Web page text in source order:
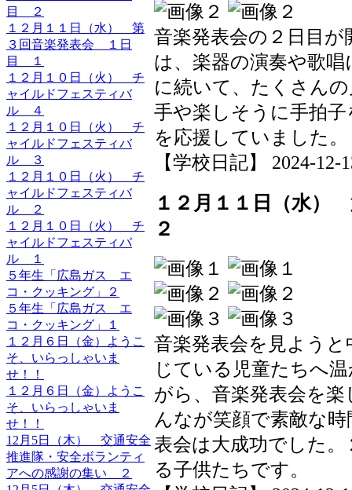
目 ２
１２月１１日（水） 第
３回音楽発表会 １日
目 １
１２月１０日（火） チ
ャイルドフェスティバ
ル ４
１２月１０日（火） チ
ャイルドフェスティバ
ル ３
１２月１０日（火） チ
ャイルドフェスティバ
ル ２
１２月１０日（火） チ
ャイルドフェスティバ
ル １
５年生「広島ガス エ
コ・クッキング」２
５年生「広島ガス エ
コ・クッキング」１
１２月６日（金）ようこ
そ、いらっしゃいま
せ！！
１２月６日（金）ようこ
そ、いらっしゃいま
せ！！
12月5日（木） 交通安全
推進隊・安全ボランティ
アへの感謝の集い ２
音楽発表会の２日目
は、楽器の演奏や歌
に続いて、たくさん
手や楽しそうに手拍
を応援していました。
【学校日記】 2024-12-
１２月１１日（水
２
音楽発表会を見よう
じている児童たちへ
がら、音楽発表会を
んなが笑顔で素敵な
表会は大成功でした
る子供たちです。